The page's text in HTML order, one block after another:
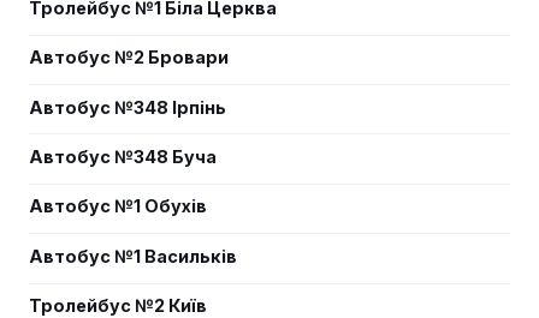
Тролейбус №1 Біла Церква
Автобус №2 Бровари
Автобус №348 Ірпінь
Автобус №348 Буча
Автобус №1 Обухів
Автобус №1 Васильків
Тролейбус №2 Київ